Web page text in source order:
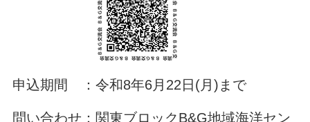
申込期間 ：令和8年6月22日(月)まで
問い合わせ：関東ブロックB&G地域海洋セン